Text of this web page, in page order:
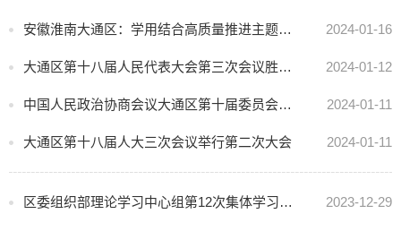
安徽淮南大通区：学用结合高质量推进主题教育 2024-01-16
大通区第十八届人民代表大会第三次会议胜利闭幕 2024-01-12
中国人民政治协商会议大通区第十届委员会第三次会议 胜利闭幕 2024-01-11
大通区第十八届人大三次会议举行第二次大会 2024-01-11
区委组织部理论学习中心组第12次集体学习会议召开 2023-12-29